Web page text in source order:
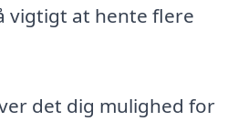
vigtigt at hente flere
det dig mulighed for